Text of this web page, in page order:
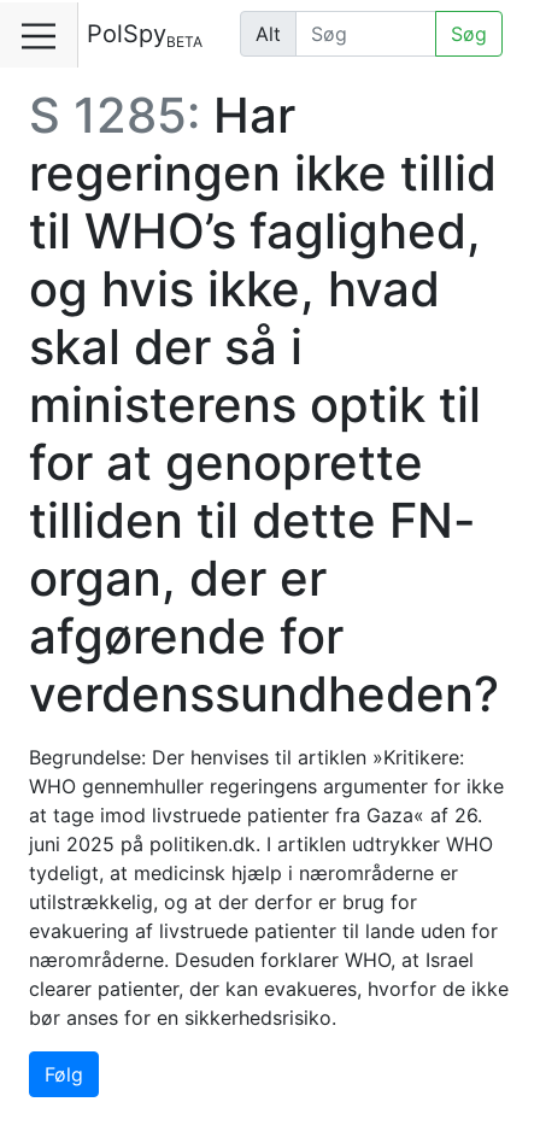
PolSpyBETA Alt Søg
S 1285: Har
regeringen ikke tillid
til WHO’s faglighed,
og hvis ikke, hvad
skal der så i
ministerens optik til
for at genoprette
tilliden til dette FN-
organ, der er
afgørende for
verdenssundheden?
Begrundelse: Der henvises til artiklen »Kritikere:
WHO gennemhuller regeringens argumenter for ikke
at tage imod livstruede patienter fra Gaza« af 26.
juni 2025 på politiken.dk. I artiklen udtrykker WHO
tydeligt, at medicinsk hjælp i nærområderne er
utilstrækkelig, og at der derfor er brug for
evakuering af livstruede patienter til lande uden for
nærområderne. Desuden forklarer WHO, at Israel
clearer patienter, der kan evakueres, hvorfor de ikke
bør anses for en sikkerhedsrisiko.
Følg